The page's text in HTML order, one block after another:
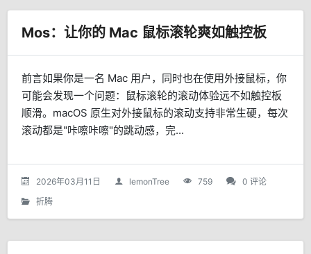
Mos：让你的 Mac 鼠标滚轮爽如触控板
前言如果你是一名 Mac 用户，同时也在使用外接鼠标，你
可能会发现一个问题：鼠标滚轮的滚动体验远不如触控板
顺滑。macOS 原生对外接鼠标的滚动支持非常生硬，每次
滚动都是"咔嚓咔嚓"的跳动感，完...
2026年03月11日 lemonTree 759
0 评论
折腾